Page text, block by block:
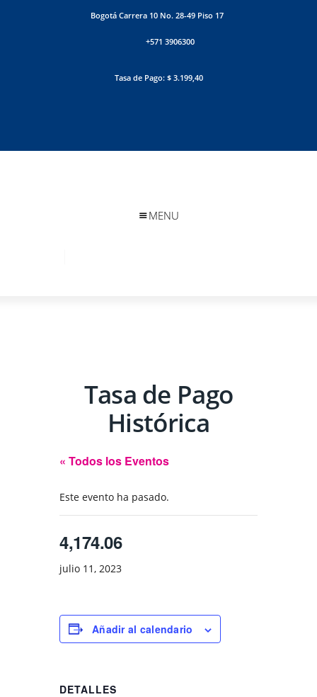
Bogotá Carrera 10 No. 28-49 Piso 17
+571 3906300
Tasa de Pago: $ 3.199,40
MENU
Tasa de Pago
Histórica
« Todos los Eventos
Este evento ha pasado.
4,174.06
julio 11, 2023
Añadir al calendario
DETALLES